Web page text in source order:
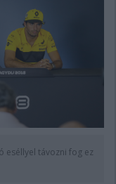
eséllyel távozni fog ez